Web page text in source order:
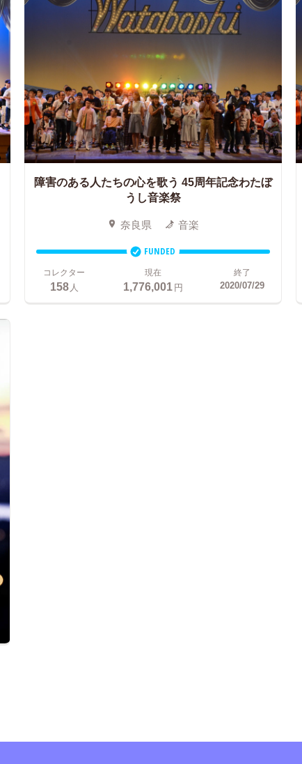
障害のある人たちの心を歌う 45周年記念わたぼ
うし音楽祭
奈良県 音楽
FUNDED
コレクター
158人
現在
1,776,001円
終了
2020/07/29